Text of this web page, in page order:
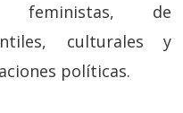
feministas, de
culturales y
políticas.